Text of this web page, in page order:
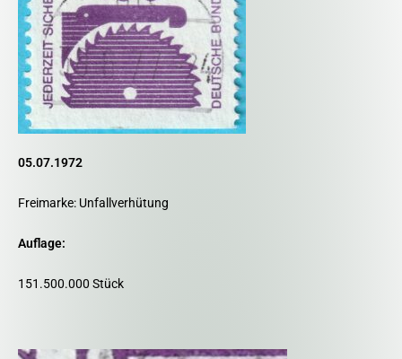
05.07.1972
Freimarke: Unfallverhütung
Auflage:
151.500.000 Stück